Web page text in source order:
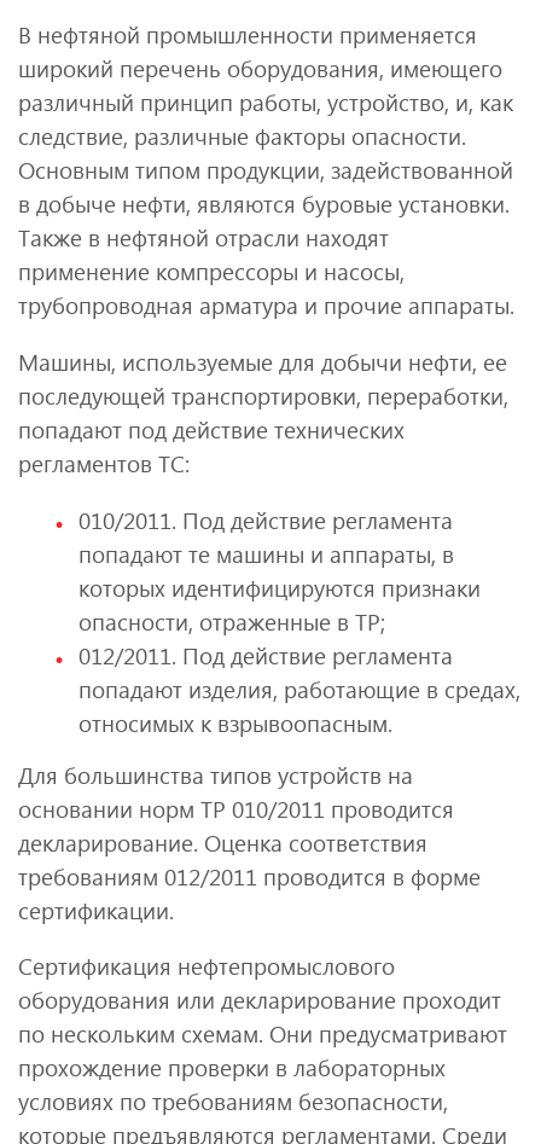
В нефтяной промышленности применяется
широкий перечень оборудования, имеющего
различный принцип работы, устройство, и, как
следствие, различные факторы опасности.
Основным типом продукции, задействованной
в добыче нефти, являются буровые установки.
Также в нефтяной отрасли находят
применение компрессоры и насосы,
трубопроводная арматура и прочие аппараты.
Машины, используемые для добычи нефти, ее
последующей транспортировки, переработки,
попадают под действие технических
регламентов ТС:
010/2011. Под действие регламента
попадают те машины и аппараты, в
которых идентифицируются признаки
опасности, отраженные в ТР;
012/2011. Под действие регламента
попадают изделия, работающие в средах,
относимых к взрывоопасным.
Для большинства типов устройств на
основании норм ТР 010/2011 проводится
декларирование. Оценка соответствия
требованиям 012/2011 проводится в форме
сертификации.
Сертификация нефтепромыслового
оборудования или декларирование проходит
по нескольким схемам. Они предусматривают
прохождение проверки в лабораторных
условиях по требованиям безопасности,
которые предъявляются регламентами. Среди